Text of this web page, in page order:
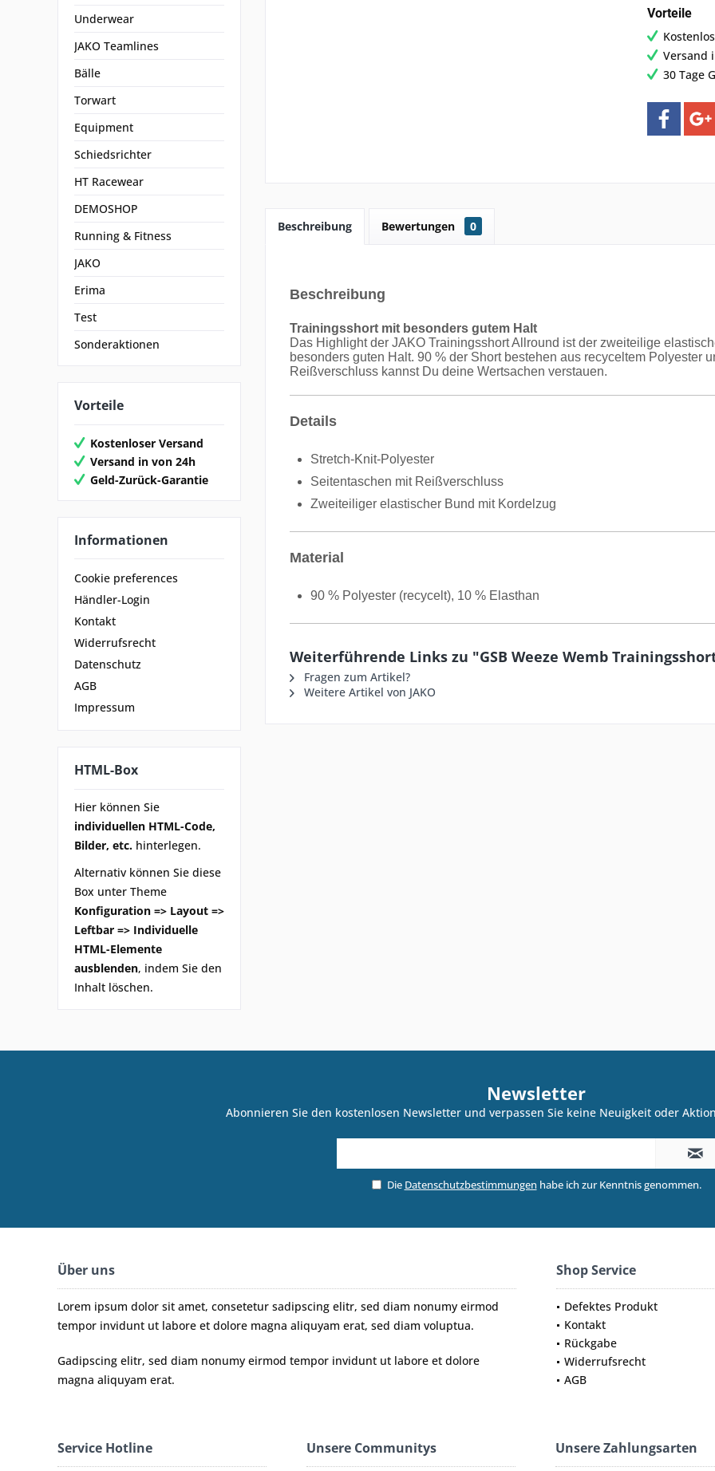
Underwear
JAKO Teamlines
Bälle
Torwart
Equipment
Schiedsrichter
HT Racewear
DEMOSHOP
Running & Fitness
JAKO
Erima
Test
Sonderaktionen
Vorteile
Kostenloser Versand
Versand in von 24h
Geld-Zurück-Garantie
Informationen
Cookie preferences
Händler-Login
Kontakt
Widerrufsrecht
Datenschutz
AGB
Impressum
HTML-Box
Hier können Sie
individuellen HTML-Code,
Bilder, etc. hinterlegen.
Alternativ können Sie diese
Box unter Theme
Konfiguration => Layout =>
Leftbar => Individuelle
HTML-Elemente
ausblenden, indem Sie den
Inhalt löschen.
Vorteile
Versand
30 Tage
Beschreibung Bewertungen 0
Beschreibung
Trainingsshort mit besonders gutem Halt
Das Highlight der JAKO Trainingsshort Allround ist der zweiteilige
besonders guten Halt. 90 % der Short bestehen aus recyceltem Polyester
Reißverschluss kannst Du deine Wertsachen verstauen.
Details
Stretch-Knit-Polyester
Seitentaschen mit Reißverschluss
Zweiteiliger elastischer Bund mit Kordelzug
Material
90 % Polyester (recycelt), 10 % Elasthan
Weiterführende Links zu "GSB Weeze Wemb
Fragen zum Artikel?
Weitere Artikel von JAKO
Newsletter
Abonnieren Sie den kostenlosen Newsletter und verpassen Sie keine Neuigkeit oder
Die Datenschutzbestimmungen habe ich zur Kenntnis genommen.
Über uns
Lorem ipsum dolor sit amet, consetetur sadipscing elitr, sed diam nonumy eirmod
tempor invidunt ut labore et dolore magna aliquyam erat, sed diam voluptua.
Gadipscing elitr, sed diam nonumy eirmod tempor invidunt ut labore et dolore
magna aliquyam erat.
Shop Service
Defektes Produkt
Kontakt
Rückgabe
Widerrufsrecht
AGB
Service Hotline Unsere Communitys Unsere Zahlungsarten